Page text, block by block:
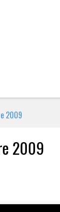
2009
2009